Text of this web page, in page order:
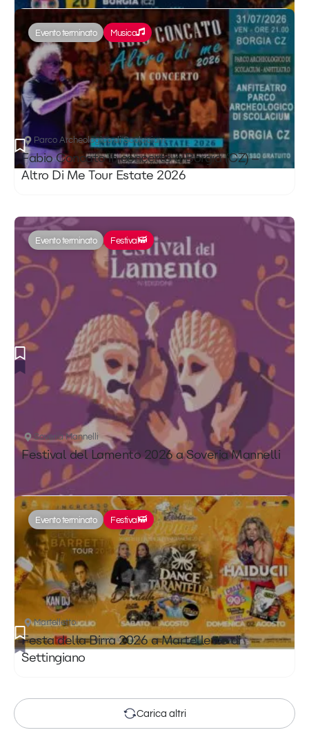
Parco Archeologico di Scolacium
Fabio Concato in concerto a Borgia (CZ) –
Altro Di Me Tour Estate 2026
Evento terminato Musica
Soveria Mannelli
Festival del Lamento 2026 a Soveria Mannelli
Evento terminato Festival
Martelletto
Festa della Birra 2026 a Martelletto di
Settingiano
Evento terminato Festival
Carica altri